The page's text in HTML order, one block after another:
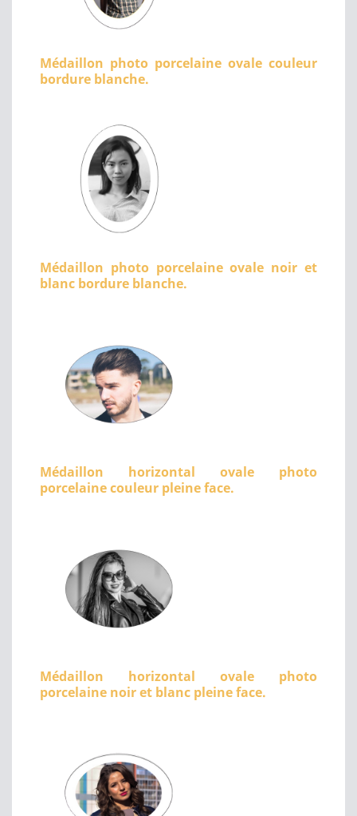
Médaillon photo porcelaine ovale couleur
bordure blanche.
Médaillon photo porcelaine ovale noir et
blanc bordure blanche.
Médaillon horizontal ovale photo
porcelaine couleur pleine face.
Médaillon horizontal ovale photo
porcelaine noir et blanc pleine face.